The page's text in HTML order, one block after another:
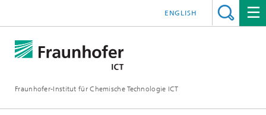
Fraunhofer-Institut für Chemische Technologie ICT
ENGLISH